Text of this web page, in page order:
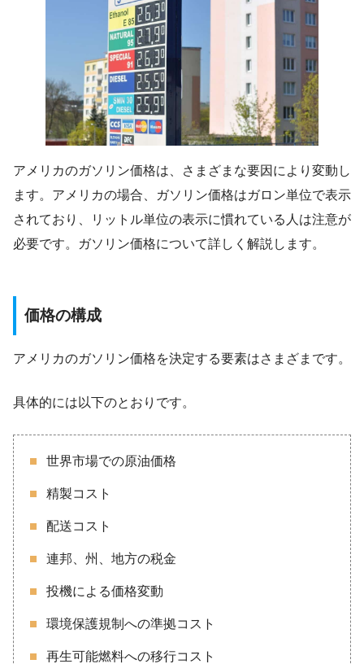
アメリカのガソリン価格は、さまざまな要因により変動し
ます。アメリカの場合、ガソリン価格はガロン単位で表示
されており、リットル単位の表示に慣れている人は注意が
必要です。ガソリン価格について詳しく解説します。
価格の構成
アメリカのガソリン価格を決定する要素はさまざまです。
具体的には以下のとおりです。
世界市場での原油価格
精製コスト
配送コスト
連邦、州、地方の税金
投機による価格変動
環境保護規制への準拠コスト
再生可能燃料への移行コスト